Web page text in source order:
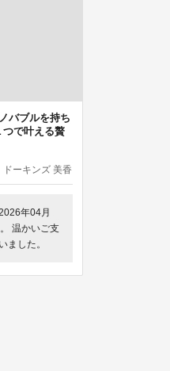
バブルを持ち
つで叶える贅
ーキンズ 美香
年04月
温かいご支
ました。